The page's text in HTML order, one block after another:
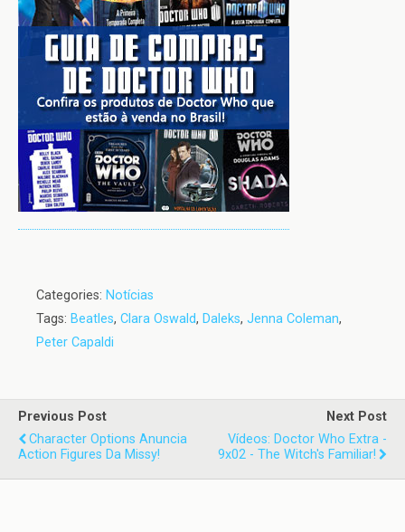
Categories: Notícias
Tags: Beatles, Clara Oswald, Daleks, Jenna Coleman,
Peter Capaldi
Previous Post
Character Options Anuncia
Action Figures Da Missy!
Next Post
Vídeos: Doctor Who Extra -
9x02 - The Witch's Familiar!